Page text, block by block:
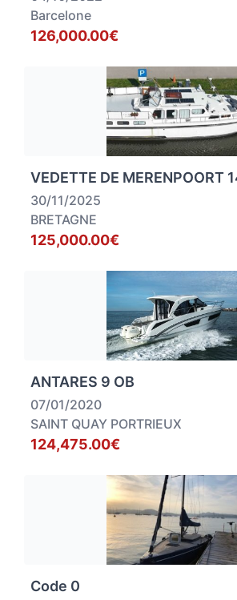
Barcelone
126,000.00€
VEDETTE DE MERENPOORT
30/11/2025
BRETAGNE
125,000.00€
ANTARES 9 OB
07/01/2020
SAINT QUAY PORTRIEUX
124,475.00€
Code 0